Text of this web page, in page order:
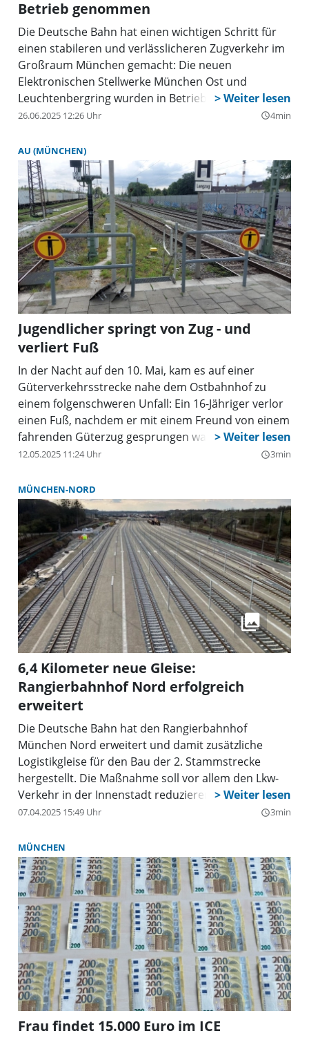
Betrieb genommen
Die Deutsche Bahn hat einen wichtigen Schritt für
einen stabileren und verlässlicheren Zugverkehr im
Großraum München gemacht: Die neuen
Elektronischen Stellwerke München Ost und
Leuchtenbergring wurden in Betrieb genommen.
26.06.2025 12:26 Uhr query_builder4min
AU (MÜNCHEN)
Jugendlicher springt von Zug - und
verliert Fuß
In der Nacht auf den 10. Mai, kam es auf einer
Güterverkehrsstrecke nahe dem Ostbahnhof zu
einem folgenschweren Unfall: Ein 16-Jähriger verlor
einen Fuß, nachdem er mit einem Freund von einem
fahrenden Güterzug gesprungen war.
12.05.2025 11:24 Uhr query_builder3min
MÜNCHEN-NORD
6,4 Kilometer neue Gleise:
Rangierbahnhof Nord erfolgreich
erweitert
Die Deutsche Bahn hat den Rangierbahnhof
München Nord erweitert und damit zusätzliche
Logistikgleise für den Bau der 2. Stammstrecke
hergestellt. Die Maßnahme soll vor allem den Lkw-
Verkehr in der Innenstadt reduzieren.
07.04.2025 15:49 Uhr query_builder3min
MÜNCHEN
Frau findet 15.000 Euro im ICE